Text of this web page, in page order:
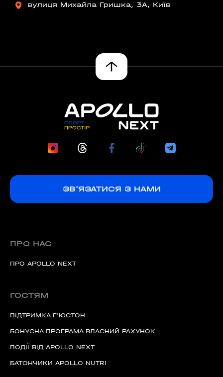
вулиця Михайла Гришка, 3А, Київ
ЗВ'ЯЗАТИСЯ З НАМИ
ПРО НАС
ПРО APOLLO NEXT
ГОСТЯМ
ПІДТРИМКА Г'ЮСТОН
БОНУСНА ПРОГРАМА ВЛАСНИЙ РАХУНОК
ПОДІЇ ВІД APOLLO NEXT
БАТОНЧИКИ APOLLO NUTRI